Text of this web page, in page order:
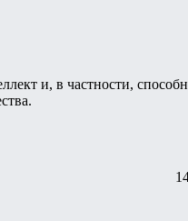
и, в частности,